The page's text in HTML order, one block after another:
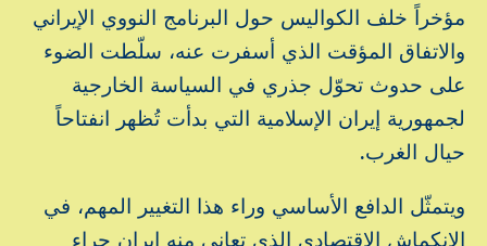
مؤخراً خلف الكواليس حول البرنامج النووي الإيراني
والاتفاق المؤقت الذي أسفرت عنه، سلّطت الضوء
على حدوث تحوّل جذري في السياسة الخارجية
لجمهورية إيران الإسلامية التي بدأت تُظهر انفتاحاً
حيال الغرب.
ويتمثّل الدافع الأساسي وراء هذا التغيير المهم، في
الانكماش الاقتصادي الذي تعاني منه إيران جراء